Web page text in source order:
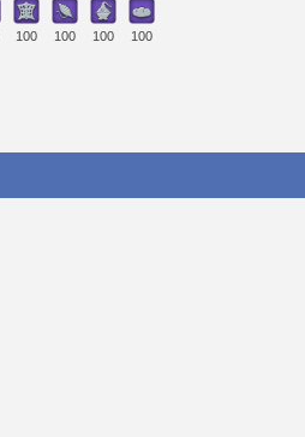
100 100 100 100